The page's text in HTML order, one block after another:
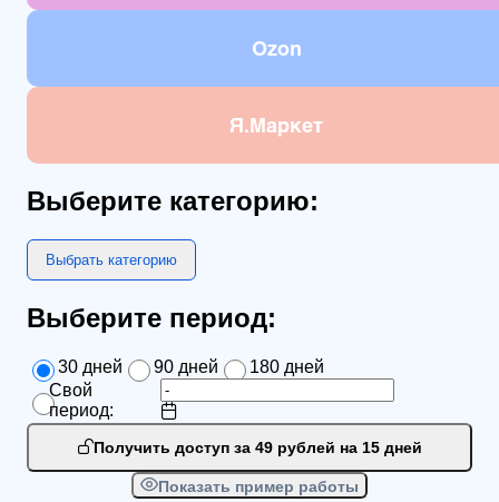
Ozon
Я.Маркет
Выберите категорию:
Выбрать категорию
Выберите период:
30 дней 90 дней
180 дней
Свой
период:
Получить доступ за 49 рублей на 15 дней
Показать пример работы